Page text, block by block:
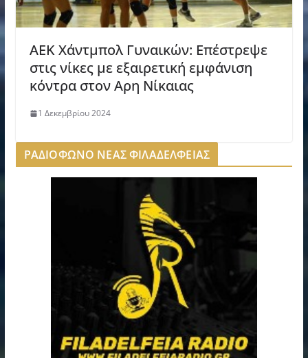
ΑΕΚ Χάντμπολ Γυναικών: Επέστρεψε
στις νίκες με εξαιρετική εμφάνιση
κόντρα στον Αρη Νίκαιας
1 Δεκεμβρίου 2024
ΡΑΔΙΟΦΩΝΟ ΝΕΑΣ ΦΙΛΑΔΕΛΦΕΙΑΣ